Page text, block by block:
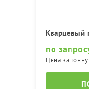
Кварцевый
по
Цена за